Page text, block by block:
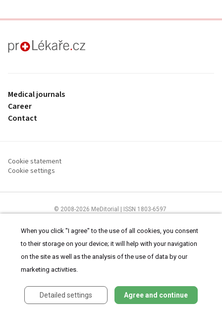
proLékaře.cz
Medical journals
Career
Contact
Cookie statement
Cookie settings
© 2008-2026 MeDitorial | ISSN 1803-6597
Useandcookies statement.
When you click "I agree" to the use of all cookies, you consent
to their storage on your device; it will help with your navigation
on the site as well as the analysis of the use of data by our
marketing activities.
Detailed settings Agree and continue